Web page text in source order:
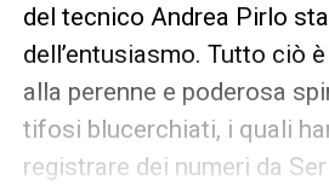
del tecnico Andrea Pirlo
dell’entusiasmo. Tutto ciò
alla perenne e poderosa
tifosi blucerchiati, i quali
registrare dei numeri da